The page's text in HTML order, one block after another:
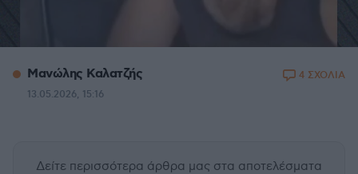
Μανώλης Καλατζής
13.05.2026, 15:16
4 ΣΧΟΛΙΑ
Δείτε περισσότερα άρθρα μας στα αποτελέσματα